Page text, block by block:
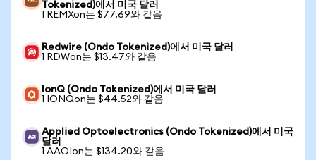
Tokenized)에서 미국 달러
1 REMXon는 $77.69와 같음
Redwire (Ondo Tokenized)에서 미국 달러
1 RDWon는 $13.47와 같음
IonQ (Ondo Tokenized)에서 미국 달러
1 IONQon는 $44.52와 같음
Applied Optoelectronics (Ondo Tokenized)에서 미국
달러
1 AAOIon는 $134.20와 같음